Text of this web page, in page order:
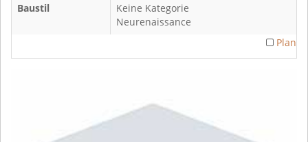
Baustil
Keine Kategorie
Neurenaissance
Plan